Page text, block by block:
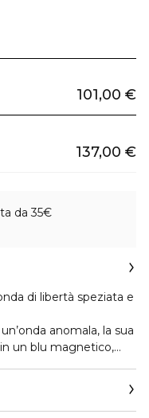
101,00 €
137,00 €
da 35€
di libertà speziata e
anomala, la sua
un blu magnetico,
maglia nera da
il più audace dei
eccentrica tratta